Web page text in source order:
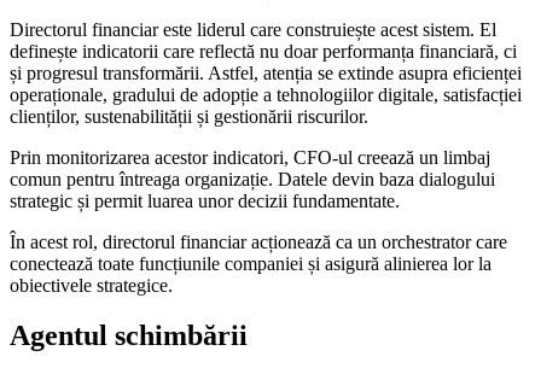
Directorul financiar este liderul care construiește acest sistem. El
definește indicatorii care reflectă nu doar performanța financiară, ci
și progresul transformării. Astfel, atenția se extinde asupra eficienței
operaționale, gradului de adopție a tehnologiilor digitale, satisfacției
clienților, sustenabilității și gestionării riscurilor.
Prin monitorizarea acestor indicatori, CFO-ul creează un limbaj
comun pentru întreaga organizație. Datele devin baza dialogului
strategic și permit luarea unor decizii fundamentate.
În acest rol, directorul financiar acționează ca un orchestrator care
conectează toate funcțiunile companiei și asigură alinierea lor la
obiectivele strategice.
Agentul schimbării